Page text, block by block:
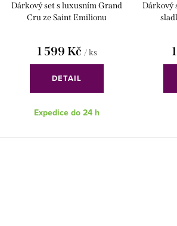
Dárkový set s luxusním Grand
Cru ze Saint Emilionu
1 599 Kč / ks
DETAIL
Expedice do 24 h
Dárkový